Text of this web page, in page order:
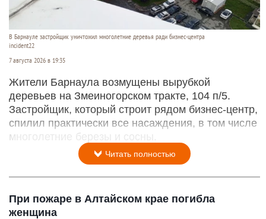
В Барнауле застройщик уничтожил многолетние деревья ради бизнес-центра
incident22
7 августа 2026 в 19:35
Жители Барнаула возмущены вырубкой
деревьев на Змеиногорском тракте, 104 п/5.
Застройщик, который строит рядом бизнес-центр,
спилил практически все насаждения, в том числе
многолетние березы и сосны.
Читать полностью
При пожаре в Алтайском крае погибла
женщина